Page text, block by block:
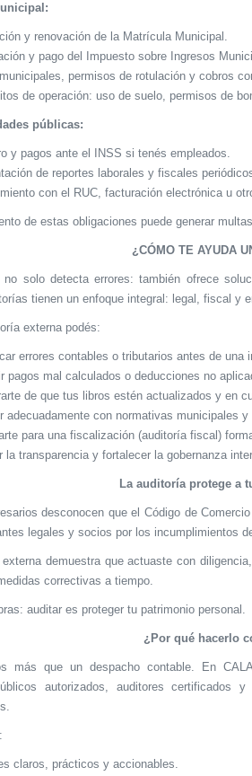
y renovación de la Matrícula Municipal.
y pago del Impuesto sobre Ingresos
permisos de rotulación y cobros
de operación: uso de suelo, permisos de
públicas:
y pagos ante el INSS si tenés empleados.
de reportes laborales y fiscales
con el RUC, facturación electrónica u
de estas obligaciones puede generar
¿CÓMO TE AYUDA
no solo detecta errores: también ofrece
tienen un enfoque integral: legal, fiscal y
externa podés:
errores contables o tributarios antes de
pagos mal calculados o deducciones no
de que tus libros estén actualizados y en
adecuadamente con normativas municipales
para una fiscalización (auditoría fiscal)
la transparencia y fortalecer la gobernanza
La auditoría protege a
desconocen que el Código de
legales y socios por los incumplimientos
externa demuestra que actuaste con
correctivas a tiempo.
auditar es proteger tu patrimonio personal.
¿Por qué hacerlo
más que un despacho contable. En
autorizados, auditores certificados
claros, prácticos y accionables.